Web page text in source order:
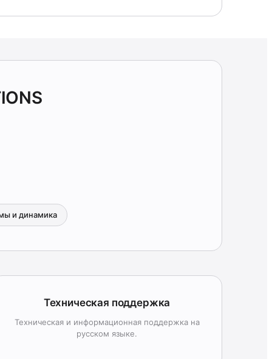
и динамика
Техническая поддержка
Техническая и информационная поддержка на
русском языке.